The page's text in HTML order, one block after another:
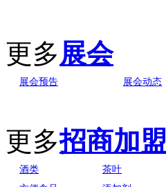
更多展会
展会预告 展会动态
更多招商加盟
酒类 茶叶